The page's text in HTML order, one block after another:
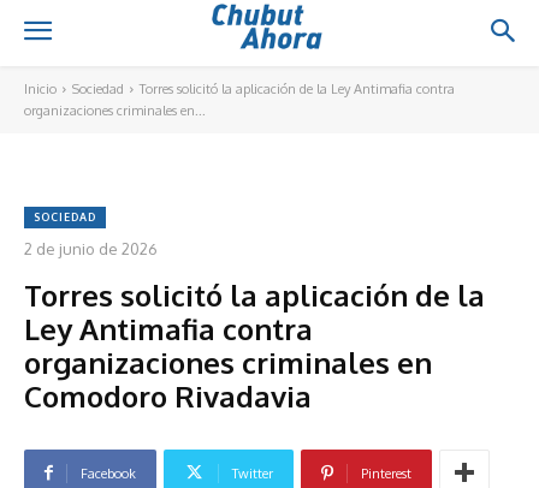
Inicio Sociedad
Torres solicitó la aplicación de la Ley Antimafia contra
organizaciones criminales en...
SOCIEDAD
2 de junio de 2026
Torres solicitó la aplicación de la
Ley Antimafia contra
organizaciones criminales en
Comodoro Rivadavia
Facebook Twitter Pinterest